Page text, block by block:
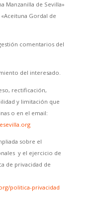
Manzanilla de Sevilla»
Gordal de
comentarios del
del interesado.
rectificación,
y limitación que
o en el email:
sobre el
y el ejercicio de
de privacidad de
politica-privacidad